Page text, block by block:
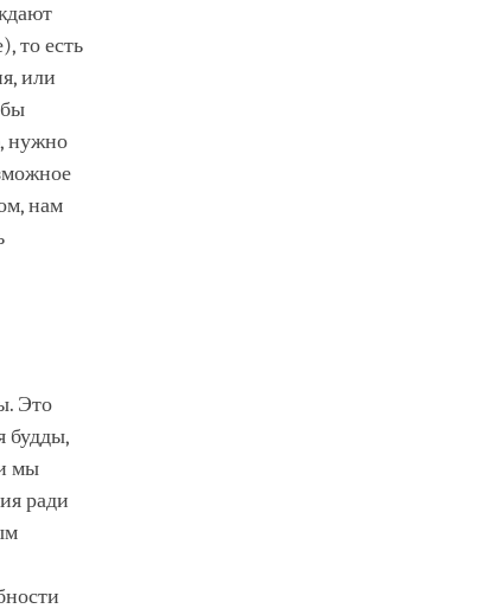
то есть
или
нужно
нам
Это
будды,
мы
ради